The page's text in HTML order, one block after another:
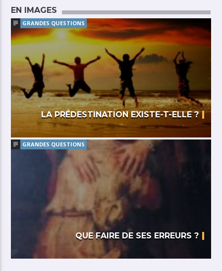
EN IMAGES
GRANDES QUESTIONS
LA PRÉDESTINATION EXISTE-T-ELLE ?
GRANDES QUESTIONS
QUE FAIRE DE SES ERREURS ?